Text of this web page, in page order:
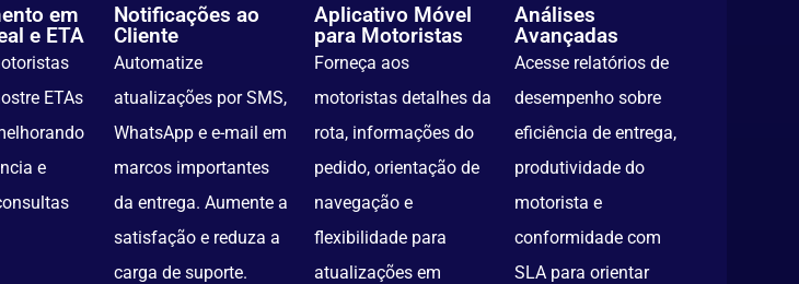
em
e ETA
ETAs
e
Notificações ao
Cliente
Automatize
atualizações por SMS,
WhatsApp e e-mail em
marcos importantes
da entrega. Aumente a
satisfação e reduza a
carga de suporte.
Aplicativo Móvel
para Motoristas
Forneça aos
motoristas detalhes da
rota, informações do
pedido, orientação de
navegação e
flexibilidade para
atualizações em
Análises
Avançadas
Acesse relatórios de
desempenho sobre
eficiência de entrega,
produtividade do
motorista e
conformidade com
SLA para orientar